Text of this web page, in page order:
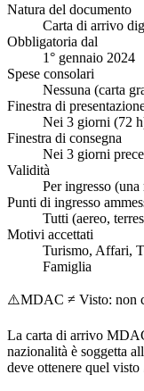
Natura del documento
Carta di arrivo
Obbligatoria dal
1° gennaio 2024
Spese consolari
Nessuna (carta
Finestra di
Nei 3 giorni (72
Finestra di consegna
Nei 3 giorni
Validità
Per ingresso
Punti di ingresso
Tutti (aereo,
Motivi accettati
Turismo, Affari,
Famiglia
⚠️MDAC ≠ Visto: non
La carta di arrivo
nazionalità è soggetta
deve ottenere quel visto